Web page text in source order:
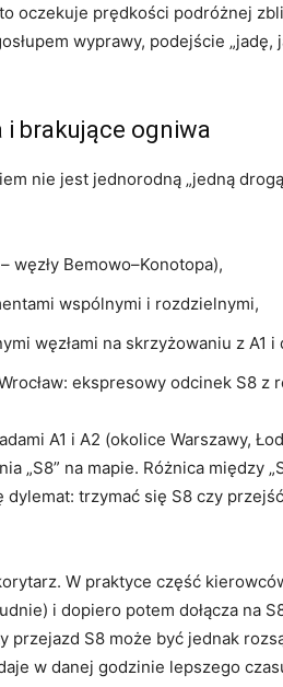
oczekuje prędkości podróżnej
wyprawy, podejście
i brakujące ogniwa
nie jest jednorodną „jedną
węzły Bemowo–Konotopa),
wspólnymi i rozdzielnymi,
węzłami na skrzyżowaniu z A1
ekspresowy odcinek S8
A1 i A2 (okolice Warszawy,
na mapie. Różnica między
trzymać się S8 czy
W praktyce część
i dopiero potem dołącza na
przejazd S8 może być jednak
w danej godzinie lepszego